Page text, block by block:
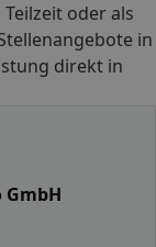
oder als
in
direkt in
GmbH